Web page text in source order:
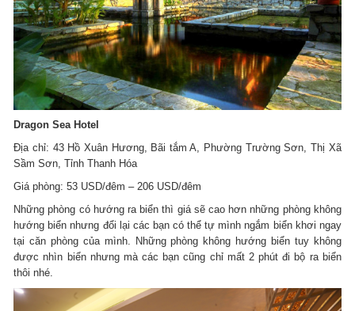
Dragon Sea Hotel
Địa chỉ: 43 Hồ Xuân Hương, Bãi tắm A, Phường Trường Sơn, Thị Xã
Sầm Sơn, Tỉnh Thanh Hóa
Giá phòng: 53 USD/đêm – 206 USD/đêm
Những phòng có hướng ra biển thì giá sẽ cao hơn những phòng không
hướng biển nhưng đổi lại các bạn có thể tự mình ngắm biển khơi ngay
tại căn phòng của mình. Những phòng không hướng biển tuy không
được nhìn biển nhưng mà các bạn cũng chỉ mất 2 phút đi bộ ra biển
thôi nhé.